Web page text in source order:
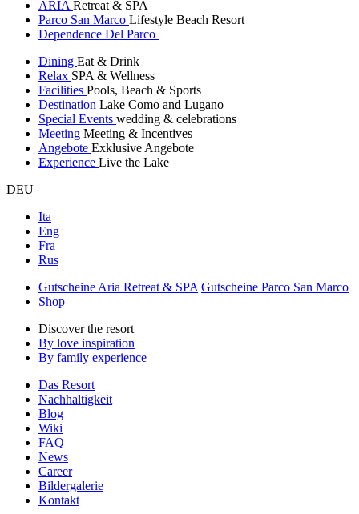
ARIA Retreat & SPA
Parco San Marco Lifestyle Beach Resort
Dependence Del Parco
Dining Eat & Drink
Relax SPA & Wellness
Facilities Pools, Beach & Sports
Destination Lake Como and Lugano
Special Events wedding & celebrations
Meeting Meeting & Incentives
Angebote Exklusive Angebote
Experience Live the Lake
DEU
Ita
Eng
Fra
Rus
Gutscheine Aria Retreat & SPA Gutscheine Parco San Marco
Shop
Discover the resort
By love inspiration
By family experience
Das Resort
Nachhaltigkeit
Blog
Wiki
FAQ
News
Career
Bildergalerie
Kontakt